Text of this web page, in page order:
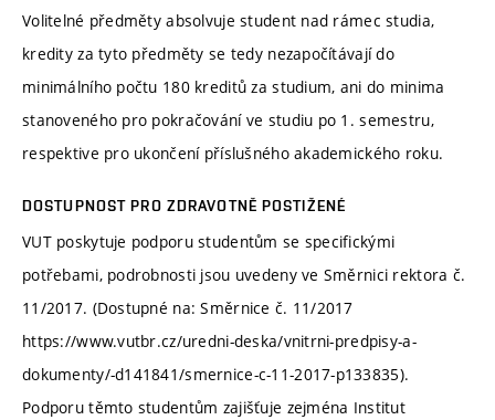
Volitelné předměty absolvuje student nad rámec studia,
kredity za tyto předměty se tedy nezapočítávají do
minimálního počtu 180 kreditů za studium, ani do minima
stanoveného pro pokračování ve studiu po 1. semestru,
respektive pro ukončení příslušného akademického roku.
DOSTUPNOST PRO ZDRAVOTNĚ POSTIŽENÉ
VUT poskytuje podporu studentům se specifickými
potřebami, podrobnosti jsou uvedeny ve Směrnici rektora č.
11/2017. (Dostupné na: Směrnice č. 11/2017
https://www.vutbr.cz/uredni-deska/vnitrni-predpisy-a-
dokumenty/-d141841/smernice-c-11-2017-p133835).
Podporu těmto studentům zajišťuje zejména Institut